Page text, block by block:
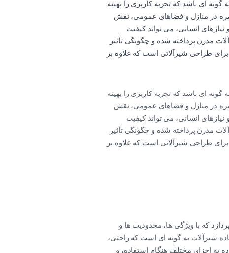
ای باشد که تجربه کاربری را بهینه
در منازل و فضاهای عمومی، نقش
انسانی، می تواند کیفیت
مدرن پرداخته شده و چگونگی تأثیر
طراحی شیرآلاتی است که علاوه بر
ای باشد که تجربه کاربری را بهینه
در منازل و فضاهای عمومی، نقش
انسانی، می تواند کیفیت
مدرن پرداخته شده و چگونگی تأثیر
طراحی شیرآلاتی است که علاوه بر
که با ویژگی ها، محدودیت ها و
شیرآلات به گونه ای است که راحتی،
به اجزای مختلف هنگام استفاده، و